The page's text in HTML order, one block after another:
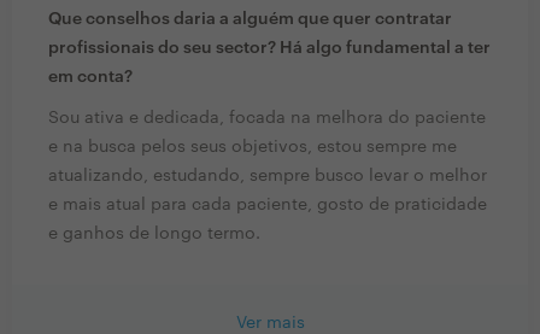
Que conselhos daria a alguém que quer contratar
profissionais do seu sector? Há algo fundamental a ter
em conta?
Sou ativa e dedicada, focada na melhora do paciente
e na busca pelos seus objetivos, estou sempre me
atualizando, estudando, sempre busco levar o melhor
e mais atual para cada paciente, gosto de praticidade
e ganhos de longo termo.
Ver mais